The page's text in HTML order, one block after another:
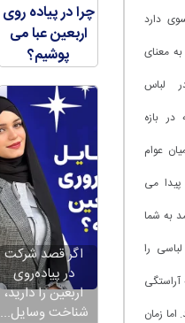
دارد
معنای
لباس
بازه
عوام
پیدا می
به شما
را
آراستگی
اما زمان
چرا در پیاده روی
اربعین عبا می
پوشیم؟
اگر قصد شرکت
در پیاده‌روی
اربعین را دارید،
شناخت وسایل...